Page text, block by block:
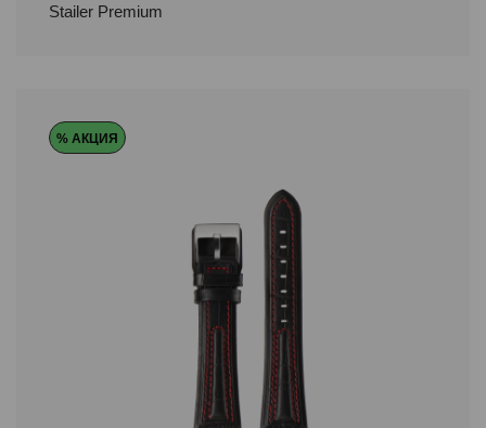
Stailer Premium
% АКЦИЯ